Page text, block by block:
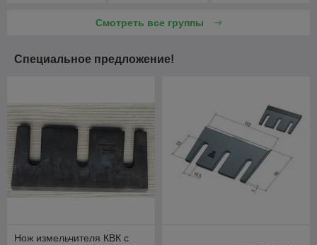
Смотреть все группы
Специальное предложение!
Нож измельчителя КВК с